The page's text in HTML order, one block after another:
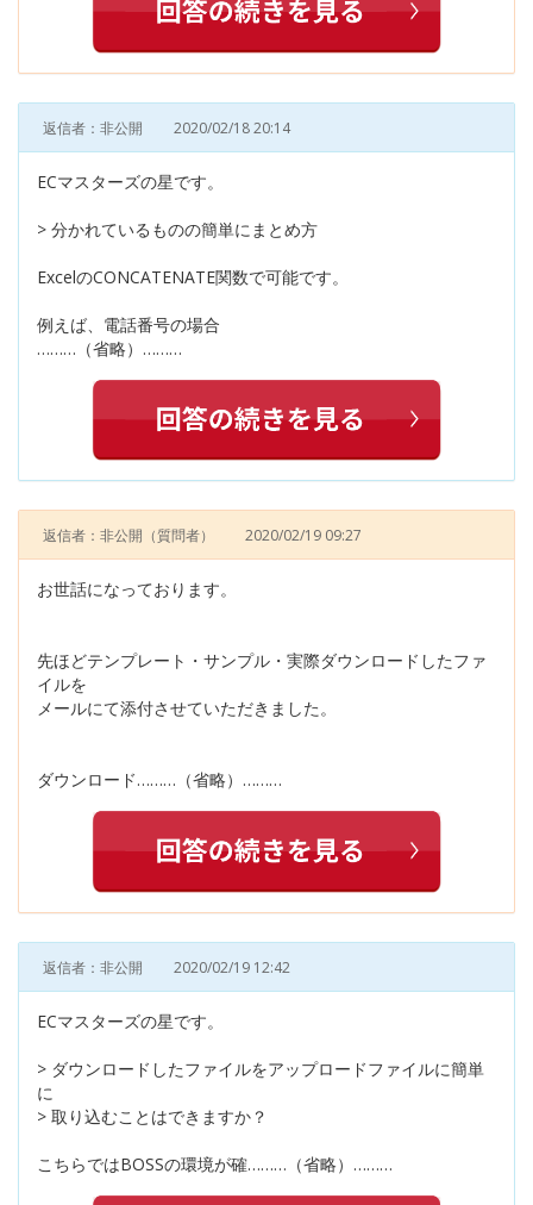
返信者：非公開 2020/02/18 20:14
ECマスターズの星です。
> 分かれているものの簡単にまとめ方
ExcelのCONCATENATE関数で可能です。
例えば、電話番号の場合
………（省略）………
返信者：非公開 （質問者） 2020/02/19 09:27
お世話になっております。
先ほどテンプレート・サンプル・実際ダウンロードしたファ
イルを
メールにて添付させていただきました。
ダウンロード………（省略）………
返信者：非公開 2020/02/19 12:42
ECマスターズの星です。
> ダウンロードしたファイルをアップロードファイルに簡単
に
> 取り込むことはできますか？
こちらではBOSSの環境が確………（省略）………